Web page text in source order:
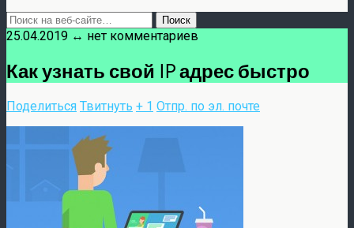
25.04.2019 ↔ нет комментариев
Как узнать свой IP адрес быстро
Поделиться Твитнуть + 1 Отпр. по эл. почте